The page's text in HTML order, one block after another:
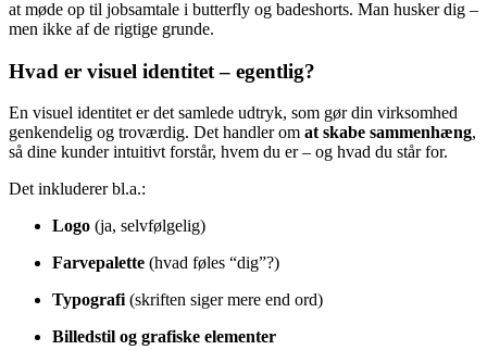
at møde op til jobsamtale i butterfly og badeshorts. Man husker dig –
men ikke af de rigtige grunde.
Hvad er visuel identitet – egentlig?
En visuel identitet er det samlede udtryk, som gør din virksomhed
genkendelig og troværdig. Det handler om at skabe sammenhæng,
så dine kunder intuitivt forstår, hvem du er – og hvad du står for.
Det inkluderer bl.a.:
Logo (ja, selvfølgelig)
Farvepalette (hvad føles “dig”?)
Typografi (skriften siger mere end ord)
Billedstil og grafiske elementer